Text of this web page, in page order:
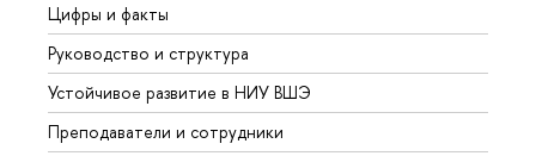
Цифры и факты
Руководство и структура
Устойчивое развитие в НИУ ВШЭ
Преподаватели и сотрудники